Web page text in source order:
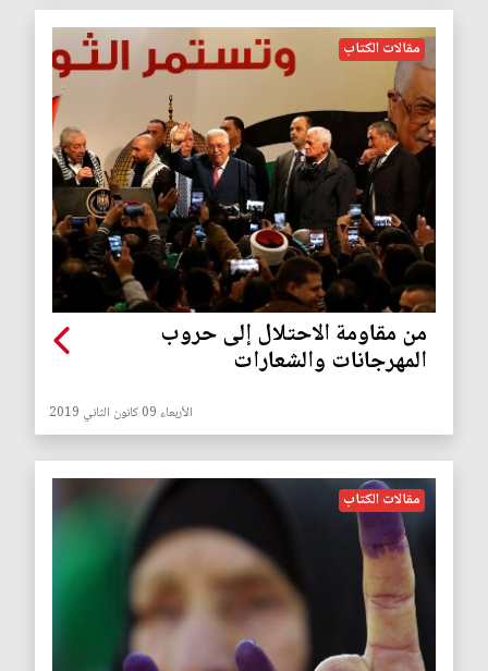
مقالات الكتاب
من مقاومة الاحتلال إلى حروب
المهرجانات والشعارات
الأربعاء 09 كانون الثاني 2019
مقالات الكتاب